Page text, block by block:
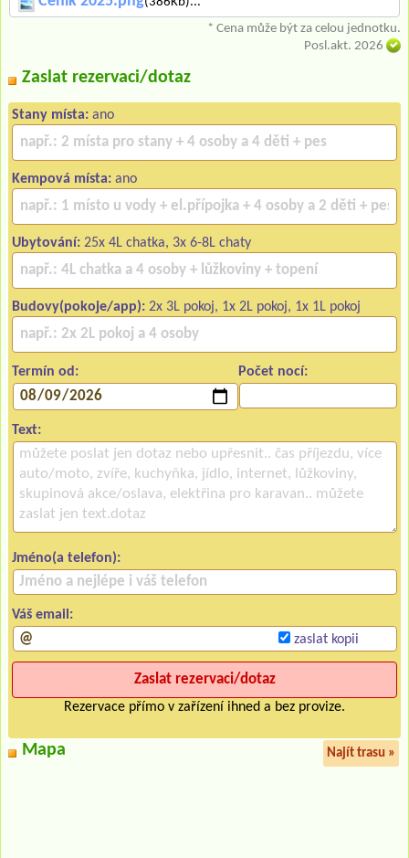
* Cena může být za celou jednotku.
Posl.akt. 2026
Zaslat rezervaci/dotaz
Stany místa: ano
Kempová místa: ano
Ubytování: 25x 4L chatka, 3x 6-8L chaty
Budovy(pokoje/app): 2x 3L pokoj, 1x 2L pokoj, 1x 1L pokoj
Termín od: Počet nocí:
Text:
Jméno(a telefon):
Váš email:
zaslat kopii
Rezervace přímo v zařízení ihned a bez provize.
Mapa Najít trasu »